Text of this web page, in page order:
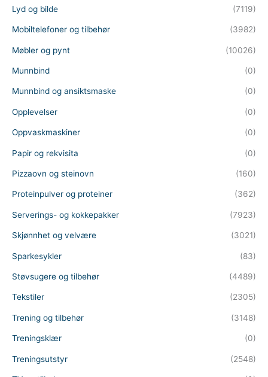
Lyd og bilde (7119)
Mobiltelefoner og tilbehør (3982)
Møbler og pynt (10026)
Munnbind (0)
Munnbind og ansiktsmaske (0)
Opplevelser (0)
Oppvaskmaskiner (0)
Papir og rekvisita (0)
Pizzaovn og steinovn (160)
Proteinpulver og proteiner (362)
Serverings- og kokkepakker (7923)
Skjønnhet og velvære (3021)
Sparkesykler (83)
Støvsugere og tilbehør (4489)
Tekstiler (2305)
Trening og tilbehør (3148)
Treningsklær (0)
Treningsutstyr (2548)